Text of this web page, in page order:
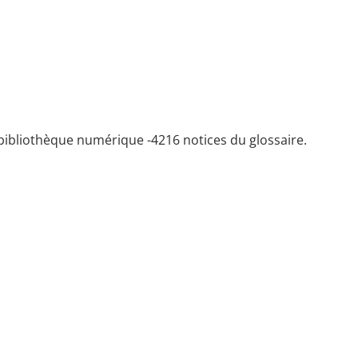
numérique -4216 notices du glossaire.